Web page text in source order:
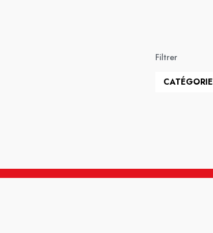
Filtrer